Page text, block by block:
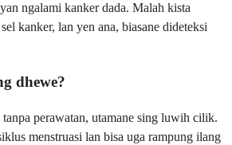
ngalami kanker dada. Malah kista
kanker, lan yen ana, biasane dideteksi
dhewe?
perawatan, utamane sing luwih cilik.
menstruasi lan bisa uga rampung ilang